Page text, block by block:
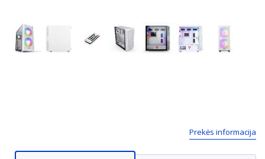
Prekės informacija